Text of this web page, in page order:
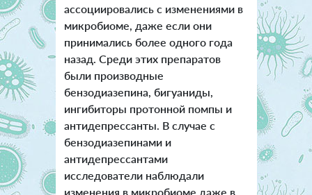
ассоциировались с изменениями в
микробиоме, даже если они
принимались более одного года
назад. Среди этих препаратов
были производные
бензодиазепина, бигуаниды,
ингибиторы протонной помпы и
антидепрессанты. В случае с
бензодиазепинами и
антидепрессантами
исследователи наблюдали
изменения в микробиоме даже в